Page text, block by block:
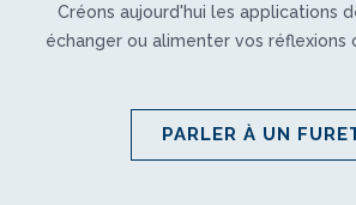
Créons aujourd'hui les applications
échanger ou alimenter vos réflexions
PARLER À UN